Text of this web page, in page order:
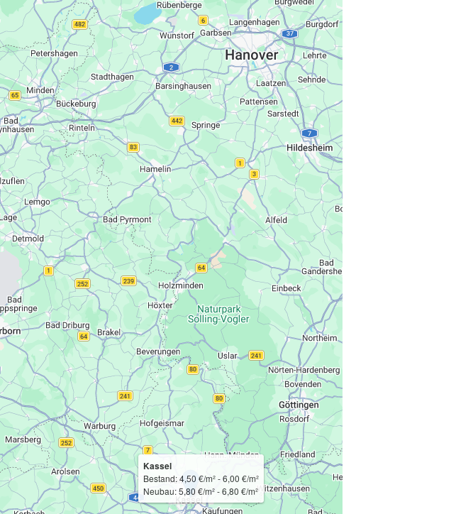
Kassel
Bestand: 4,50 €/m² - 6,00 €/m²
Neubau: 5,80 €/m² - 6,80 €/m²